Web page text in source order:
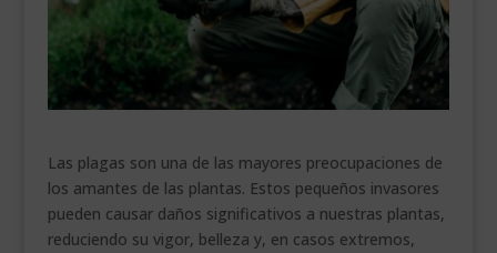
___________________________
VEURE EN CATALÀ
Las plagas son una de las mayores preocupaciones de
los amantes de las plantas. Estos pequeños invasores
pueden causar daños significativos a nuestras plantas,
reduciendo su vigor, belleza y, en casos extremos,